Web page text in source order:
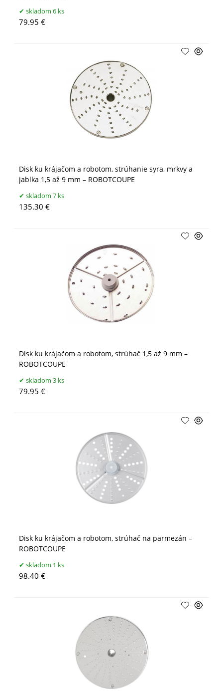
skladom 6 ks
79.95 €
Disk ku krájačom a robotom, strúhanie syra, mrkvy a
jablka 1,5 až 9 mm – ROBOTCOUPE
skladom 7 ks
135.30 €
Disk ku krájačom a robotom, strúhač 1,5 až 9 mm –
ROBOTCOUPE
skladom 3 ks
79.95 €
Disk ku krájačom a robotom, strúhač na parmezán –
ROBOTCOUPE
skladom 1 ks
98.40 €